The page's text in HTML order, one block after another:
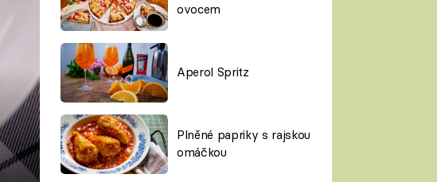
ovocem
Aperol Spritz
Plněné papriky s rajskou
omáčkou